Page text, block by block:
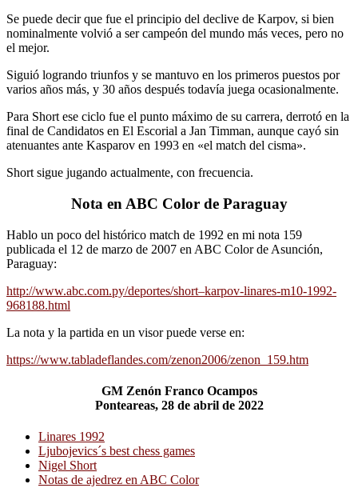
Se puede decir que fue el principio del declive de Karpov, si bien
nominalmente volvió a ser campeón del mundo más veces, pero no
el mejor.
Siguió logrando triunfos y se mantuvo en los primeros puestos por
varios años más, y 30 años después todavía juega ocasionalmente.
Para Short ese ciclo fue el punto máximo de su carrera, derrotó en la
final de Candidatos en El Escorial a Jan Timman, aunque cayó sin
atenuantes ante Kasparov en 1993 en «el match del cisma».
Short sigue jugando actualmente, con frecuencia.
Nota en ABC Color de Paraguay
Hablo un poco del histórico match de 1992 en mi nota 159
publicada el 12 de marzo de 2007 en ABC Color de Asunción,
Paraguay:
http://www.abc.com.py/deportes/short–karpov-linares-m10-1992-
968188.html
La nota y la partida en un visor puede verse en:
https://www.tabladeflandes.com/zenon2006/zenon_159.htm
GM Zenón Franco Ocampos
Ponteareas, 28 de abril de 2022
Linares 1992
Ljubojevics´s best chess games
Nigel Short
Notas de ajedrez en ABC Color